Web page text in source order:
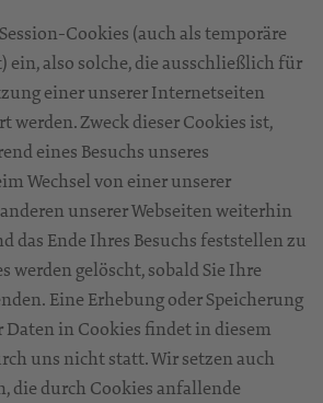
Cookies (auch als temporäre
ein, also solche, die ausschließlich für
einer unserer Internetseiten
werden. Zweck dieser Cookies ist,
eines Besuchs unseres
Wechsel von einer unserer
unserer Webseiten weiterhin
das Ende Ihres Besuchs feststellen zu
werden gelöscht, sobald Sie Ihre
Eine Erhebung oder Speicherung
Daten in Cookies findet in diesem
uns nicht statt. Wir setzen auch
die durch Cookies anfallende